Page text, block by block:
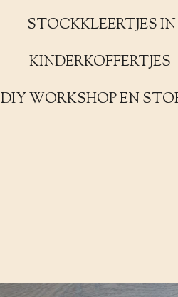
STOCKKLEERTJES
KINDERKOFFERTJES
DIY WORKSHOP EN